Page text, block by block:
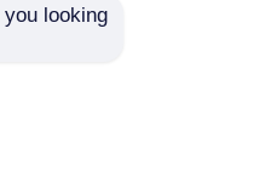
looking